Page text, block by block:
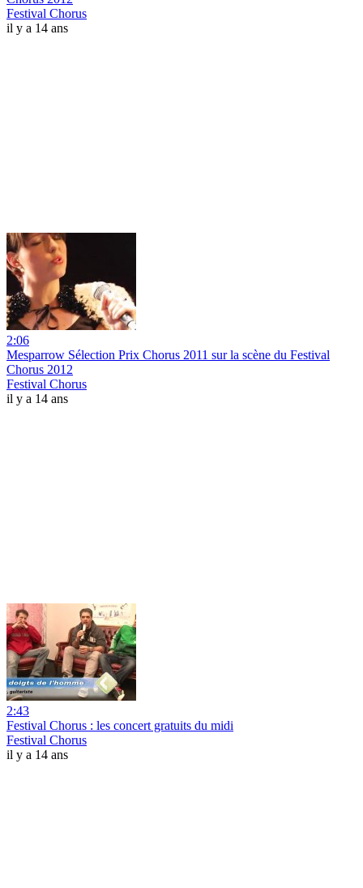
Festival Chorus
il y a 14 ans
2:06
Mesparrow Sélection Prix Chorus 2011 sur la scène du Festival
Chorus 2012
Festival Chorus
il y a 14 ans
2:43
Festival Chorus : les concert gratuits du midi
Festival Chorus
il y a 14 ans